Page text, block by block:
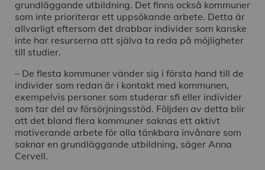
grundläggande utbildning. Det finns också kommuner
som inte prioriterar ett uppsökande arbete. Detta är
allvarligt eftersom det drabbar individer som kanske
inte har resurserna att själva ta reda på möjligheter
till studier.
– De flesta kommuner vänder sig i första hand till de
individer som redan är i kontakt med kommunen,
exempelvis personer som studerar sfi eller individer
som tar del av försörjningsstöd. Följden av detta blir
att det bland flera kommuner saknas ett aktivt
motiverande arbete för alla tänkbara invånare som
saknar en grundläggande utbildning, säger Anna
Cervell.